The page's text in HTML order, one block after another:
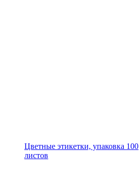
Цветные этикетки, упаковка 100
листов